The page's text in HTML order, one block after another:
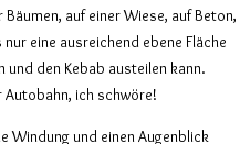
auf einer Wiese, auf Beton,
eine ausreichend ebene Fläche
den Kebab austeilen kann.
ich schwöre!
Windung und einen Augenblick